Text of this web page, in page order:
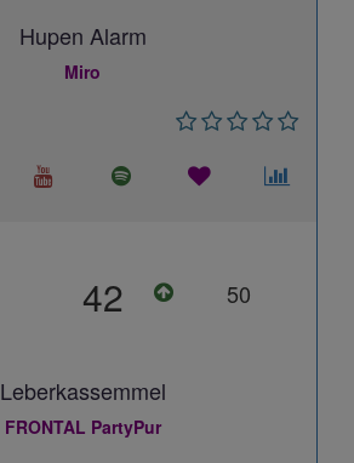
Hupen Alarm
Miro
42 50
Leberkassemmel
FRONTAL PartyPur